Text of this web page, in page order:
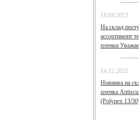
18.04.2023
На склад
ассортимент
пленки
14.12.2022
Новинка на
пленка
(Polynex 13/